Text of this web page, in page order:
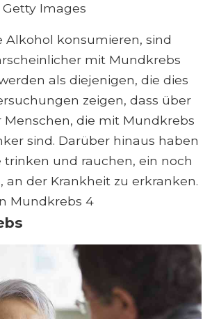
Images
Alkohol konsumieren, sind
mit Mundkrebs
als diejenigen, die dies
zeigen, dass über
Menschen, die mit Mundkrebs
sind. Darüber hinaus haben
trinken und rauchen, ein noch
an der Krankheit zu erkranken.
Mundkrebs 4